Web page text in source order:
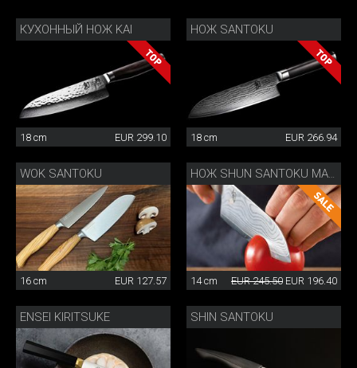
КУХОННЫЙ НОЖ KAI
18 cm EUR 299.10
НОЖ SANTOKU
18 cm EUR 266.94
WOK SANTOKU
16 cm EUR 127.57 14 cm EUR 245.50 EUR 196.40
ENSEI KIRITSUKE SHIN SANTOKU